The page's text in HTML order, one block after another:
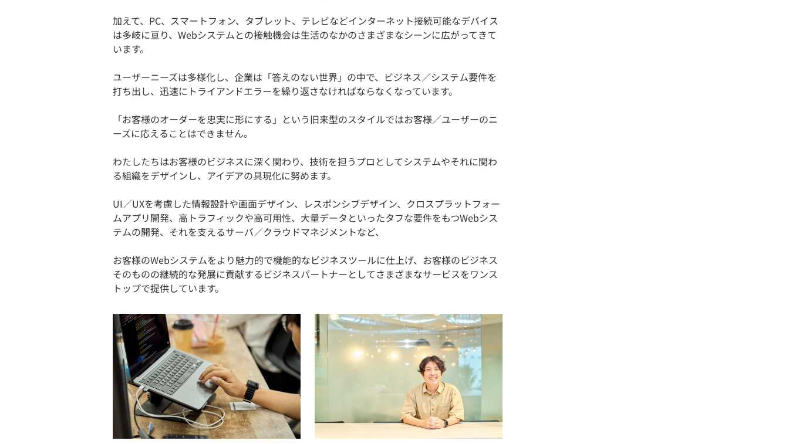
加えて、PC、スマートフォン、タブレット、テレビなどインターネット接続可能なデバイス
は多岐に亘り、Webシステムとの接触機会は生活のなかのさまざまなシーンに広がってきて
います。
ユーザーニーズは多様化し、企業は「答えのない世界」の中で、ビジネス／システム要件を
打ち出し、迅速にトライアンドエラーを繰り返さなければならなくなっています。
「お客様のオーダーを忠実に形にする」という旧来型のスタイルではお客様／ユーザーのニ
ーズに応えることはできません。
わたしたちはお客様のビジネスに深く関わり、技術を担うプロとしてシステムやそれに関わ
る組織をデザインし、アイデアの具現化に努めます。
UI／UXを考慮した情報設計や画面デザイン、レスポンシブデザイン、クロスプラットフォー
ムアプリ開発、高トラフィックや高可用性、大量データといったタフな要件をもつWebシス
テムの開発、それを支えるサーバ／クラウドマネジメントなど、
お客様のWebシステムをより魅力的で機能的なビジネスツールに仕上げ、お客様のビジネス
そのものの継続的な発展に貢献するビジネスパートナーとしてさまざまなサービスをワンス
トップで提供しています。